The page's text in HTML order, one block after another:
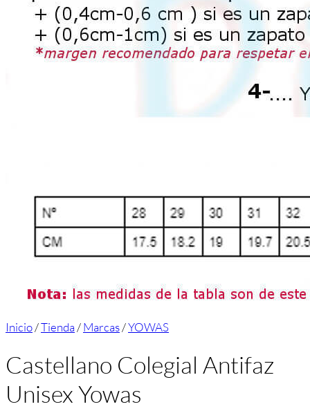
Inicio/Tienda/Marcas/YOWAS
Castellano Colegial Antifaz
Unisex Yowas